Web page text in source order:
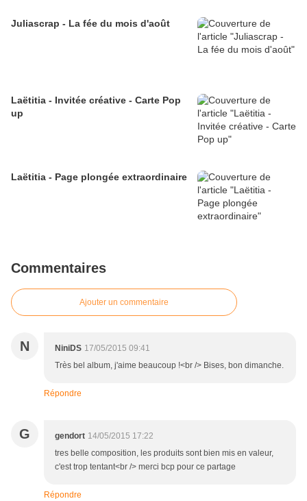
Juliascrap - La fée du mois d'août
Laëtitia - Invitée créative - Carte Pop
up
Laëtitia - Page plongée extraordinaire
Commentaires
Ajouter un commentaire
N NiniDS 17/05/2015 09:41
Très bel album, j'aime beaucoup !<br /> Bises, bon dimanche.
Répondre
G gendort 14/05/2015 17:22
tres belle composition, les produits sont bien mis en valeur,
c'est trop tentant<br /> merci bcp pour ce partage
Répondre